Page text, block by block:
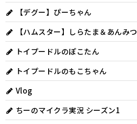
【デグー】ぴーちゃん
【ハムスター】しらたま＆あんみつ
トイプードルのぽこたん
トイプードルのもこちゃん
Vlog
ちーのマイクラ実況 シーズン1